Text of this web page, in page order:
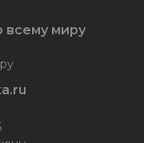
всему миру